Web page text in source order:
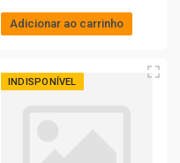
Adicionar ao carrinho
INDISPONÍVEL